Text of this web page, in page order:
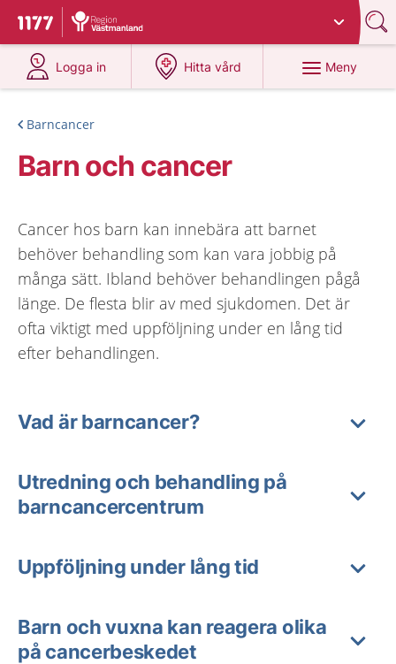
Till startsidan för 1177
Du har valt region
Logga in
på 1177.se
Hitta vård
på 1177.se
Meny
Barncancer
Barn och cancer
Cancer hos barn kan innebära att barnet
behöver behandling som kan vara jobbig på
många sätt. Ibland behöver behandlingen pågå
länge. De flesta blir av med sjukdomen. Det är
ofta viktigt med uppföljning under en lång tid
efter behandlingen.
Vad är barncancer?
Utredning och behandling på
barncancercentrum
Uppföljning under lång tid
Barn och vuxna kan reagera olika
på cancerbeskedet